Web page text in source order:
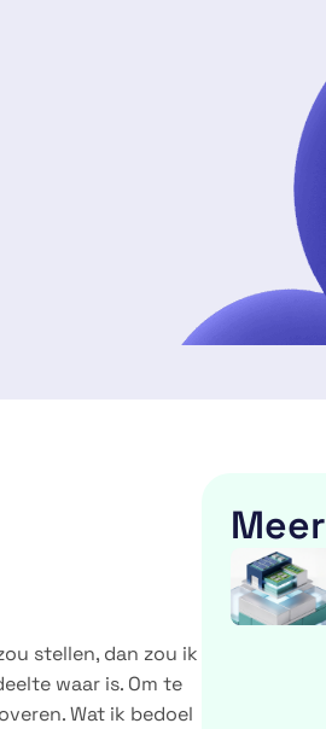
stellen, dan zou ik
waar is. Om te
Wat ik bedoel